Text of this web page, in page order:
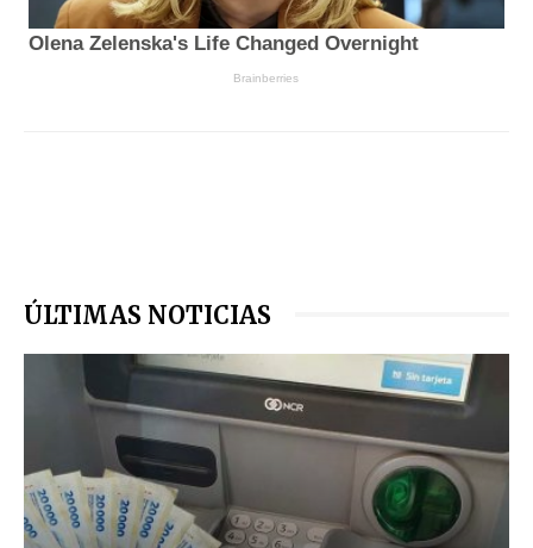
ÚLTIMAS NOTICIAS